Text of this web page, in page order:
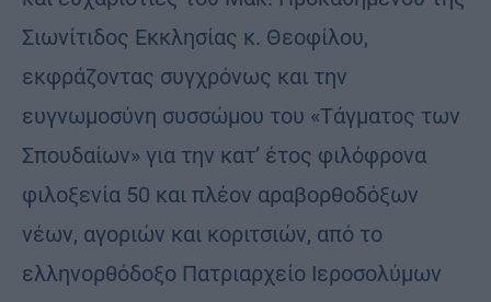
Σιωνίτιδος Εκκλησίας κ. Θεοφίλου,
εκφράζοντας συγχρόνως και την
ευγνωμοσύνη συσσώμου του «Τάγματος των
Σπουδαίων» για την κατ’ έτος φιλόφρονα
φιλοξενία 50 και πλέον αραβορθοδόξων
νέων, αγοριών και κοριτσιών, από το
ελληνορθόδοξο Πατριαρχείο Ιεροσολύμων